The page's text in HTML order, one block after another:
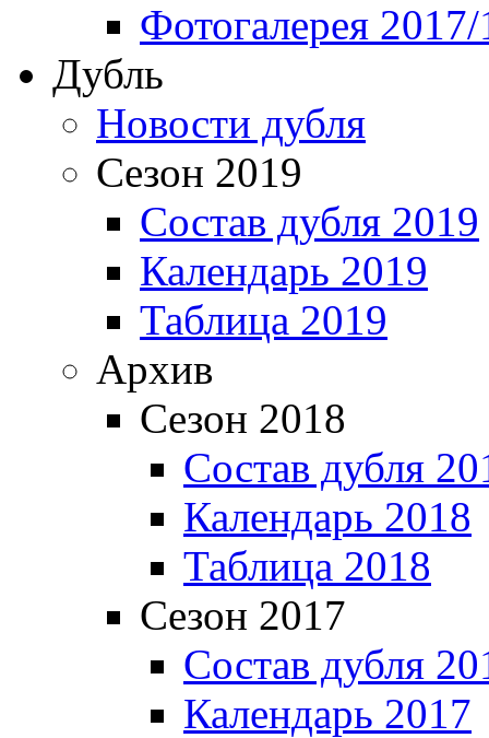
Фотогалерея
Дубль
Новости дубля
Сезон 2019
Состав дубля 2019
Календарь 2019
Таблица 2019
Архив
Сезон 2018
Состав дубля
Календарь 2018
Таблица 2018
Сезон 2017
Состав дубля
Календарь 2017